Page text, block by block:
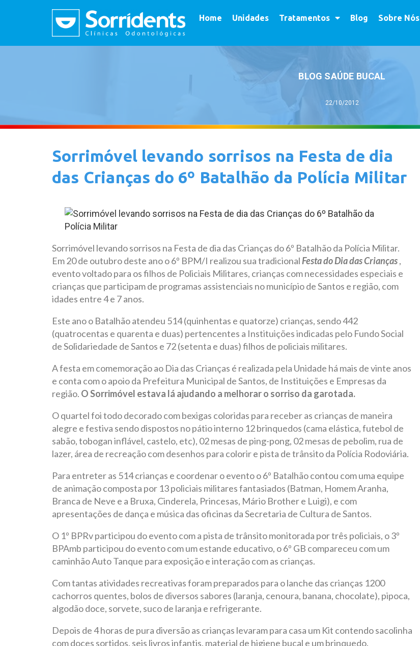
Home Unidades Tratamentos Blog Sobre Nós
BLOG SAÚDE BUCAL
22/10/2012
Sorrimóvel levando sorrisos na Festa de dia
das Crianças do 6º Batalhão da Polícia Militar
Sorrimóvel levando sorrisos na Festa de dia das Crianças do 6º Batalhão da Polícia Militar.
Em 20 de outubro deste ano o 6º BPM/I realizou sua tradicionalFesta do Dia das Crianças,
evento voltado para os filhos de Policiais Militares, crianças com necessidades especiais e
crianças que participam de programas assistenciais no município de Santos e região, com
idades entre 4 e 7 anos.
Este ano o Batalhão atendeu 514 (quinhentas e quatorze) crianças, sendo 442
(quatrocentas e quarenta e duas) pertencentes a Instituições indicadas pelo Fundo Social
de Solidariedade de Santos e 72 (setenta e duas) filhos de policiais militares.
A festa em comemoração ao Dia das Crianças é realizada pela Unidade há mais de vinte anos
e conta com o apoio da Prefeitura Municipal de Santos, de Instituições e Empresas da
região. O Sorrimóvel estava lá ajudando a melhorar o sorriso da garotada.
O quartel foi todo decorado com bexigas coloridas para receber as crianças de maneira
alegre e festiva sendo dispostos no pátio interno 12 brinquedos (cama elástica, futebol de
sabão, tobogan inflável, castelo, etc), 02 mesas de ping-pong, 02 mesas de pebolim, rua de
lazer, área de recreação com desenhos para colorir e pista de trânsito da Polícia Rodoviária.
Para entreter as 514 crianças e coordenar o evento o 6º Batalhão contou com uma equipe
de animação composta por 13 policiais militares fantasiados (Batman, Homem Aranha,
Branca de Neve e a Bruxa, Cinderela, Princesas, Mário Brother e Luigi), e com
apresentações de dança e música das oficinas da Secretaria de Cultura de Santos.
O 1º BPRv participou do evento com a pista de trânsito monitorada por três policiais, o 3º
BPAmb participou do evento com um estande educativo, o 6º GB compareceu com um
caminhão Auto Tanque para exposição e interação com as crianças.
Com tantas atividades recreativas foram preparados para o lanche das crianças 1200
cachorros quentes, bolos de diversos sabores (laranja, cenoura, banana, chocolate), pipoca,
algodão doce, sorvete, suco de laranja e refrigerante.
Depois de 4 horas de pura diversão as crianças levaram para casa um Kit contendo sacolinha
com doces sortidos, seis livros infantis, material de higiene bucal e um brinquedo.